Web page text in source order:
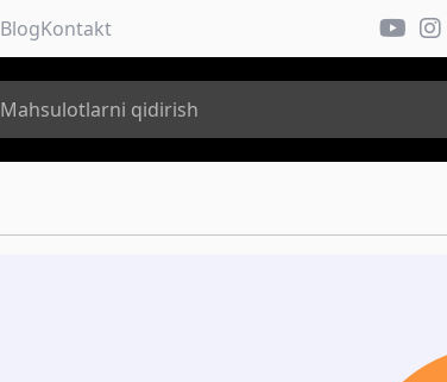
BlogKontakt